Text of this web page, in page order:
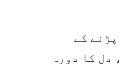
پڑنے کے
دل کا دورہ